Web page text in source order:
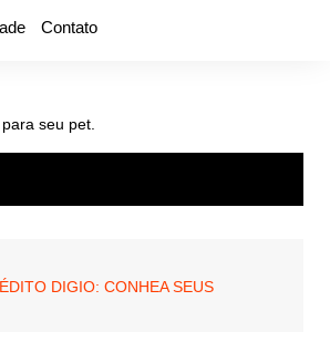
Contato
seu pet.
DIGIO: CONHEA SEUS